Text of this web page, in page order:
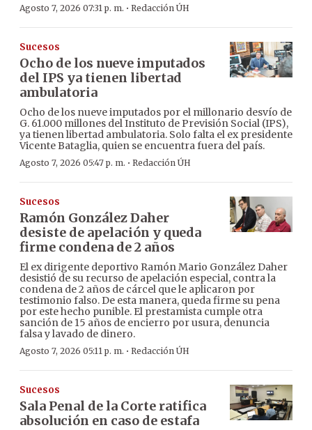
Agosto 7, 2026 07:31 p. m. · Redacción ÚH
Sucesos
Ocho de los nueve imputados
del IPS ya tienen libertad
ambulatoria
Ocho de los nueve imputados por el millonario desvío de
G. 61.000 millones del Instituto de Previsión Social (IPS),
ya tienen libertad ambulatoria. Solo falta el ex presidente
Vicente Bataglia, quien se encuentra fuera del país.
Agosto 7, 2026 05:47 p. m. · Redacción ÚH
Sucesos
Ramón González Daher
desiste de apelación y queda
firme condena de 2 años
El ex dirigente deportivo Ramón Mario González Daher
desistió de su recurso de apelación especial, contra la
condena de 2 años de cárcel que le aplicaron por
testimonio falso. De esta manera, queda firme su pena
por este hecho punible. El prestamista cumple otra
sanción de 15 años de encierro por usura, denuncia
falsa y lavado de dinero.
Agosto 7, 2026 05:11 p. m. · Redacción ÚH
Sucesos
Sala Penal de la Corte ratifica
absolución en caso de estafa